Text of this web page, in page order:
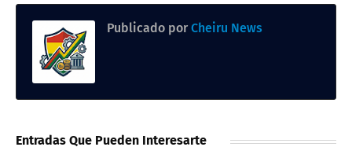
Publicado por Cheiru News
Entradas Que Pueden Interesarte